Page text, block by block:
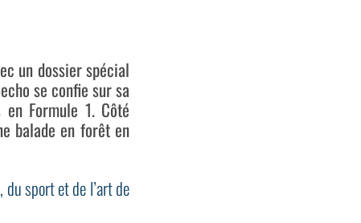
un dossier spécial
se confie sur sa
Formule 1. Côté
balade en forêt en
du sport et de l’art de